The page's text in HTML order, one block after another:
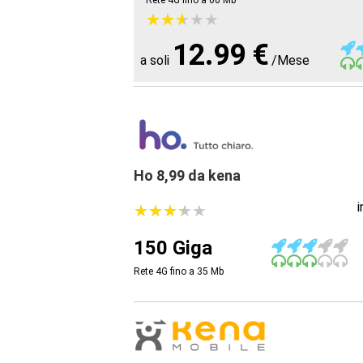
★★★★★
★★★★★
a soli 12.99 € /Mese
Ho 8,99 da kena
★★★★★
★★★★★
150 Giga
Rete 4G fino a 35 Mb